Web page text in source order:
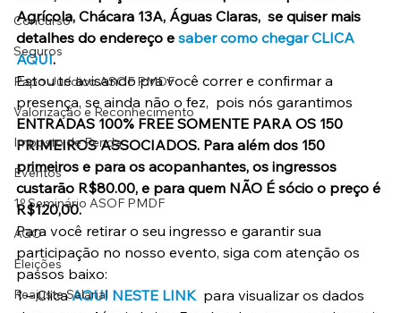
Concurso
Seguros
Papo Jurídico ASOF PMDF
Valorização e Reconhecimento
Imposto de Renda
Eventos
1º Seminário ASOF PMDF
AGO
Eleições
Reajuste Salarial
Agrícola, Chácara 13A, Águas Claras,  se quiser mais
detalhes do endereço e saber como chegar CLICA
AQUI.
Estou te avisando pra você correr e confirmar a
presença, se ainda não o fez,  pois nós garantimos
ENTRADAS 100% FREE SOMENTE PARA OS 150
PRIMEIROS ASSOCIADOS. Para além dos 150
primeiros e para os acopanhantes, os ingressos
custarão R$80.00, e para quem NÃO É sócio o preço é
R$120,00.
Para você retirar o seu ingresso e garantir sua
participação no nosso evento, siga com atenção os
passos baixo:
1 – Clica AQUI NESTE LINK para visualizar os dados